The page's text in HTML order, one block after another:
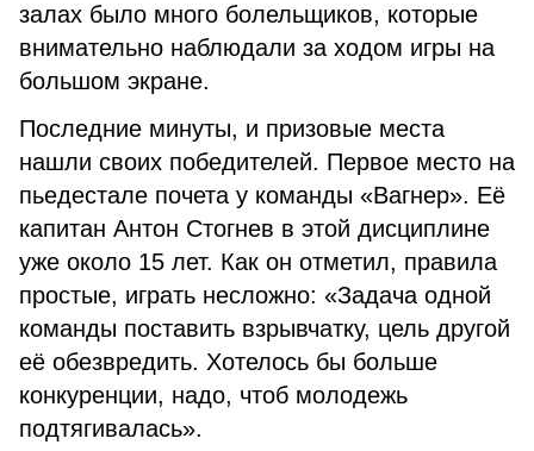
залах было много болельщиков, которые
внимательно наблюдали за ходом игры на
большом экране.
Последние минуты, и призовые места
нашли своих победителей. Первое место на
пьедестале почета у команды «Вагнер». Её
капитан Антон Стогнев в этой дисциплине
уже около 15 лет. Как он отметил, правила
простые, играть несложно: «Задача одной
команды поставить взрывчатку, цель другой
её обезвредить. Хотелось бы больше
конкуренции, надо, чтоб молодежь
подтягивалась».